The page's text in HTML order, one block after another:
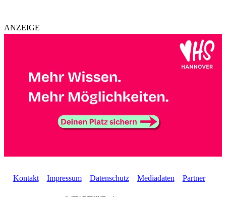
ANZEIGE
Kontakt Impressum Datenschutz Mediadaten Partner